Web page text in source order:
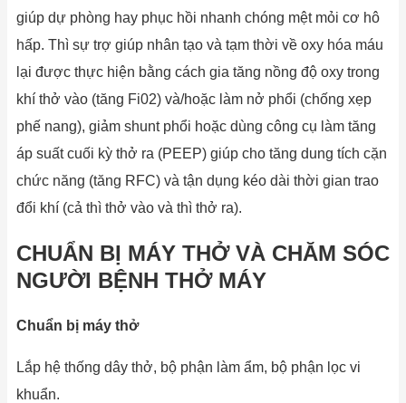
giúp dự phòng hay phục hồi nhanh chóng mệt mỏi cơ hô
hấp. Thì sự trợ giúp nhân tạo và tạm thời về oxy hóa máu
lại được thực hiện bằng cách gia tăng nồng độ oxy trong
khí thở vào (tăng Fi02) và/hoặc làm nở phổi (chống xẹp
phế nang), giảm shunt phổi hoặc dùng công cụ làm tăng
áp suất cuối kỳ thở ra (PEEP) giúp cho tăng dung tích cặn
chức năng (tăng RFC) và tận dụng kéo dài thời gian trao
đổi khí (cả thì thở vào và thì thở ra).
CHUẨN BỊ MÁY THỞ VÀ CHĂM SÓC
NGƯỜI BỆNH THỞ MÁY
Chuẩn bị máy thở
Lắp hệ thống dây thở, bộ phận làm ẩm, bộ phận lọc vi
khuẩn.